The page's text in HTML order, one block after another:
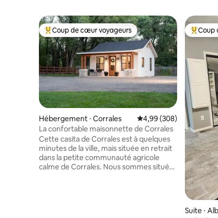
Coups de cœur voyageurs les plus appréciés
Coup de cœur voyageurs
Hébergement ⋅ Corrales Évaluation moyenne
4,99 (308)
La confortable maisonnette de Corrales
Cette casita de Corrales est à quelques
minutes de la ville, mais située en retrait
dans la petite communauté agricole
calme de Corrales. Nous sommes situés
Coups
Coup
Suite ⋅